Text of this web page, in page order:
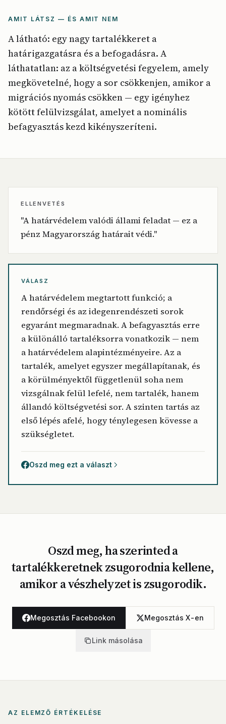
AMIT LÁTSZ — ÉS AMIT NEM
A látható: egy nagy tartalékkeret a
határigazgatásra és a befogadásra. A
láthatatlan: az a költségvetési fegyelem, amely
megkövetelné, hogy a sor csökkenjen, amikor a
migrációs nyomás csökken — egy igényhez
kötött felülvizsgálat, amelyet a nominális
befagyasztás kezd kikényszeríteni.
ELLENVETÉS
"A határvédelem valódi állami feladat — ez a
pénz Magyarország határait védi."
VÁLASZ
A határvédelem megtartott funkció; a
rendőrségi és az idegenrendészeti sorok
egyaránt megmaradnak. A befagyasztás erre
a különálló tartaléksorra vonatkozik — nem
a határvédelem alapintézményeire. Az a
tartalék, amelyet egyszer megállapítanak, és
a körülményektől függetlenül soha nem
vizsgálnak felül lefelé, nem tartalék, hanem
állandó költségvetési sor. A szinten tartás az
első lépés afelé, hogy ténylegesen kövesse a
szükségletet.
Oszd meg ezt a választ
Oszd meg, ha szerinted a
tartalékkeretnek zsugorodnia kellene,
amikor a vészhelyzet is zsugorodik.
Megosztás Facebookon Megosztás X-en
Link másolása
AZ ELEMZŐ ÉRTÉKELÉSE